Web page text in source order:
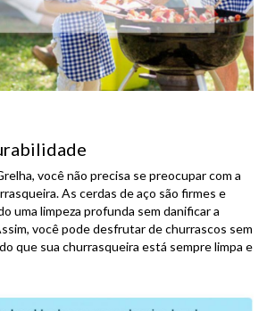
você não precisa se preocupar com a
As cerdas de aço são firmes e
uma limpeza profunda sem danificar a
você pode desfrutar de churrascos sem
que sua churrasqueira está sempre limpa e